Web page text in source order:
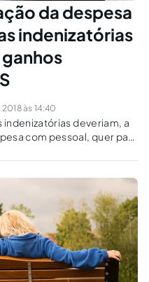
da despesa
indenizatórias
às 14:40
indenizatórias deveriam, a
com pessoal, quer para